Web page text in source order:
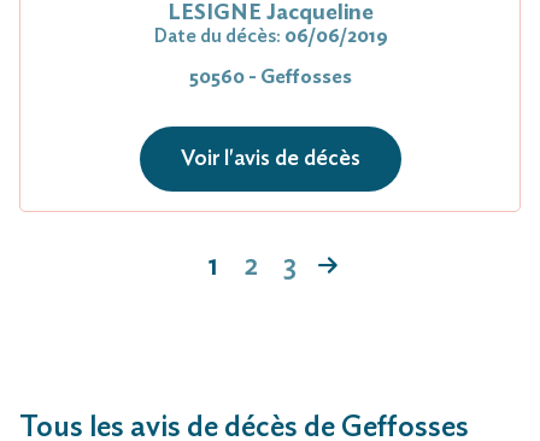
LESIGNE Jacqueline
Date du décès: 06/06/2019
50560 - Geffosses
Voir l'avis de décès
1 2 3
Tous les avis de décès de Geffosses